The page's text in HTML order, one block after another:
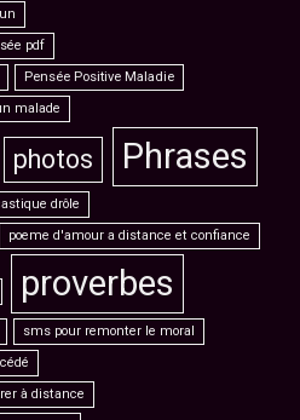
pdf
Pensée Positive Maladie
malade
photos Phrases
drôle
poeme d'amour a distance et confiance
proverbes
sms pour remonter le moral
à distance